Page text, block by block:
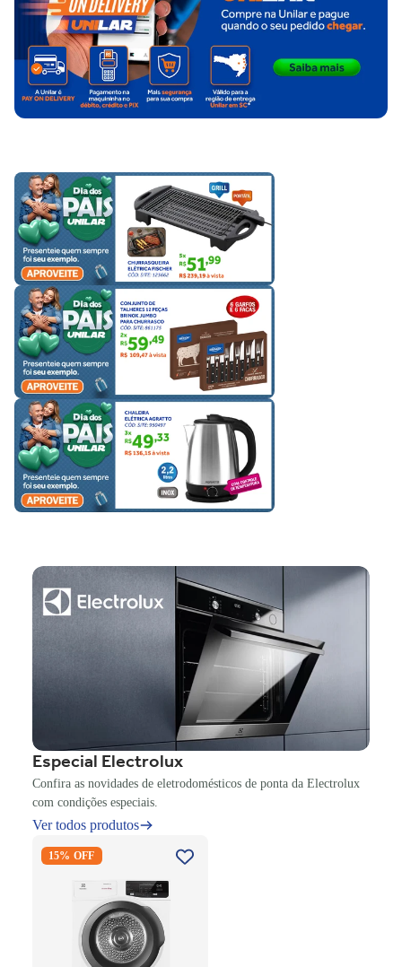
Especial Electrolux
Confira as novidades de eletrodomésticos de ponta da Electrolux
com condições especiais.
Ver todos produtos
Premium Care 12Kg com
Branco 220V
15% OFF